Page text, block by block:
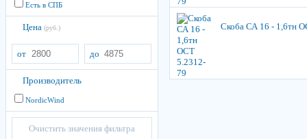
Есть в СПБ
Цена (руб.)
от до
Производитель
NordicWind
Очистить значения фильтра
Скоба СА 16 - 1,6тн